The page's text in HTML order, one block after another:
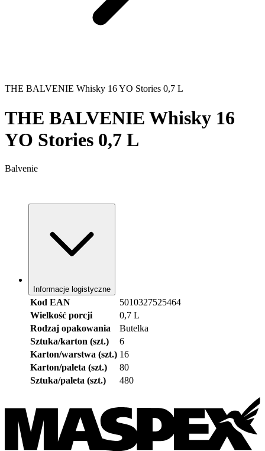
THE BALVENIE Whisky 16 YO Stories 0,7 L
THE BALVENIE Whisky 16
YO Stories 0,7 L
Balvenie
Informacje logistyczne
Kod EAN
5010327525464
Wielkość porcji
0,7 L
Rodzaj opakowania
Butelka
Sztuka/karton (szt.)
6
Karton/warstwa (szt.) 16
Karton/paleta (szt.)
80
Sztuka/paleta (szt.)
480